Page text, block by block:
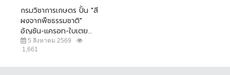
กรมวิชาการเกษตร ปั้น "สี
ผงจากพืชธรรมชาติ"
อัญชัน-แครอท-ใบเตย...
5 สิงหาคม 2569
1,661